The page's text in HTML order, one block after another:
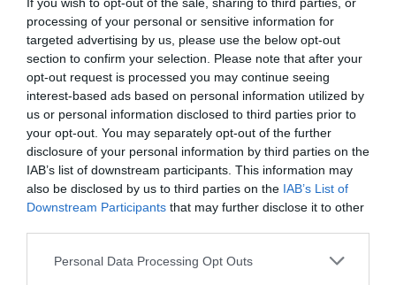
processing of your personal or sensitive information for
targeted advertising by us, please use the below opt-out
section to confirm your selection. Please note that after your
opt-out request is processed you may continue seeing
interest-based ads based on personal information utilized by
us or personal information disclosed to third parties prior to
your opt-out. You may separately opt-out of the further
disclosure of your personal information by third parties on the
IAB’s list of downstream participants. This information may
also be disclosed by us to third parties on the IAB’s List of
Downstream Participants that may further disclose it to other
Personal Data Processing Opt Outs
soluzioni adeguate,mentre la Prefettura è
chiamata a giocare un ruolo cruciale
nell’organizzazione dell’accoglienza. Nel
frattempo, la Caritas continuerà a offrire
supporto nell’ambito delle sue possibilità, ma
ribadisce che serve un approccio strutturale per
affrontare l’emergenza. L’appello alle istituzioni,
però, rimane chiaro:garantire a queste
condizioni di estrema precarietà,